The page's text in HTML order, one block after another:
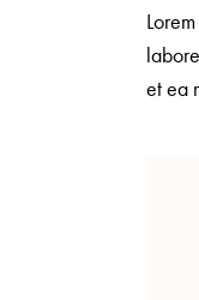
et ea